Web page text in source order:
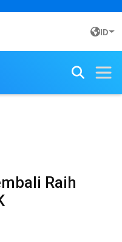
ID
Raih